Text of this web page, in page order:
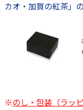
カオ・加賀の紅茶」
※のし・包装（ラッ